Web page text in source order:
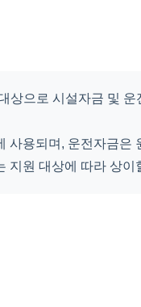
상으로 시설자금 및
사용되며, 운전자금은
지원 대상에 따라 상이